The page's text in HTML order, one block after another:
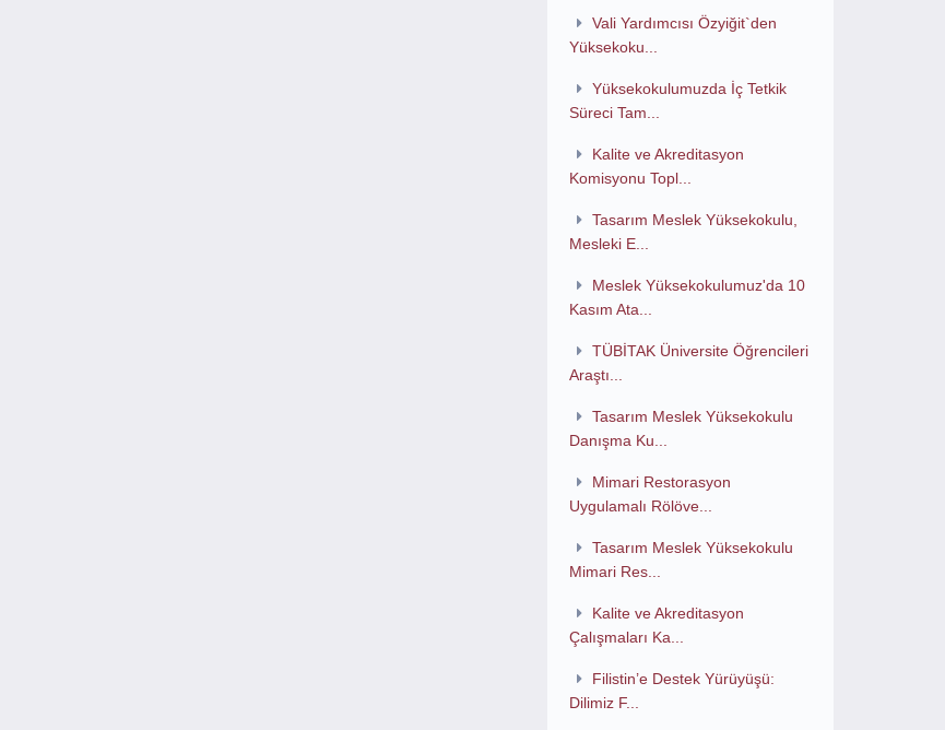
Vali Yardımcısı Özyiğit`den
Yüksekoku...
Yüksekokulumuzda İç Tetkik
Süreci Tam...
Kalite ve Akreditasyon
Komisyonu Topl...
Tasarım Meslek Yüksekokulu,
Mesleki E...
Meslek Yüksekokulumuz'da 10
Kasım Ata...
TÜBİTAK Üniversite Öğrencileri
Araştı...
Tasarım Meslek Yüksekokulu
Danışma Ku...
Mimari Restorasyon
Uygulamalı Rölöve...
Tasarım Meslek Yüksekokulu
Mimari Res...
Kalite ve Akreditasyon
Çalışmaları Ka...
Filistin’e Destek Yürüyüşü:
Dilimiz F...